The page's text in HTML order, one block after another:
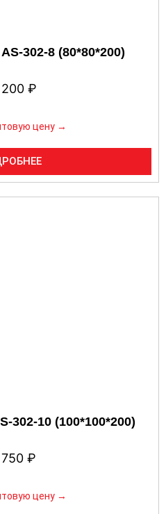
302-8 (80*80*200)
200 ₽
цену →
302-10 (100*100*200)
750 ₽
цену →